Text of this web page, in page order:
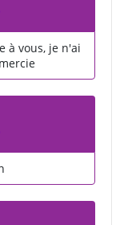
à vous, je n'ai